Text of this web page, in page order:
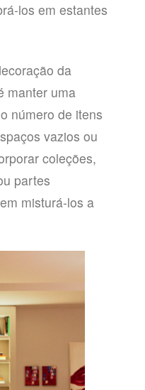
los em estantes
da
manter uma
número de itens
vazios ou
coleções,
partes
misturá-los a